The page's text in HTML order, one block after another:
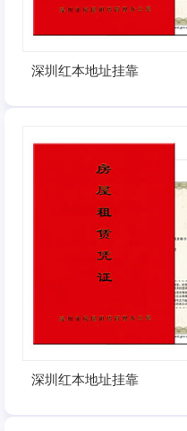
深圳红本地址挂靠
深圳红本地址挂靠